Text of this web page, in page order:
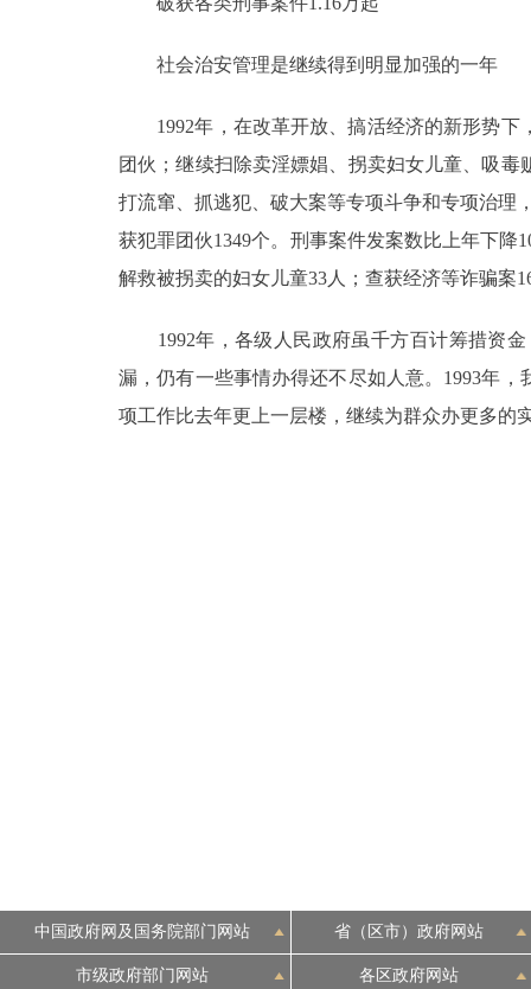
社会治安管理是继续得到明显加强的一年
1992年，在改革开放、搞活经济的新形势下
团伙；继续扫除卖淫嫖娼、拐卖妇女儿童、吸
打流窜、抓逃犯、破大案等专项斗争和专项治理
获犯罪团伙1349个。刑事案件发案数比上年下降
解救被拐卖的妇女儿童33人；查获经济等诈骗案
1992年，各级人民政府虽千方百计筹措资金
漏，仍有一些事情办得还不尽如人意。1993年
项工作比去年更上一层楼，继续为群众办更多的
中国政府网及国务院部门网站 省（区市）政府网站
市级政府部门网站 各区政府网站